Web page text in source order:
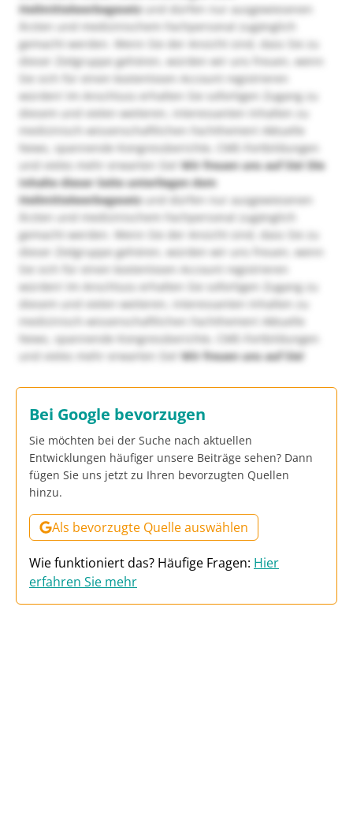
Heilmittelwerbegesetzund dürfen nur ausgewiesenen
Ärzten und medizinischem Fachpersonal zugänglich
gemacht werden. Wenn Sie der Ansicht sind, dass Sie zu
dieser Zielgruppe gehören, würden wir uns freuen, wenn
Sie sich für einen kostenlosen Account registrieren
würden! Im Anschluss erhalten Sie sofortigen Zugang zu
diesem und vielen weiteren, interessanten Inhalten zu
medizinisch-wissenschaftlichen Fachthemen! Aktuelle
News, spannende Kongressberichte, CME-Fortbildungen
und vieles mehr erwarten Sie!Wir freuen uns auf Sie! Die
Inhalte dieser Seite unterliegen dem
Heilmittelwerbegesetzund dürfen nur ausgewiesenen
Ärzten und medizinischem Fachpersonal zugänglich
gemacht werden. Wenn Sie der Ansicht sind, dass Sie zu
dieser Zielgruppe gehören, würden wir uns freuen, wenn
Sie sich für einen kostenlosen Account registrieren
würden! Im Anschluss erhalten Sie sofortigen Zugang zu
diesem und vielen weiteren, interessanten Inhalten zu
medizinisch-wissenschaftlichen Fachthemen! Aktuelle
News, spannende Kongressberichte, CME-Fortbildungen
und vieles mehr erwarten Sie!Wir freuen uns auf Sie!
Bei Google bevorzugen
Sie möchten bei der Suche nach aktuellen
Entwicklungen häufiger unsere Beiträge sehen? Dann
fügen Sie uns jetzt zu Ihren bevorzugten Quellen
hinzu.
Als bevorzugte Quelle auswählen
Wie funktioniert das? Häufige Fragen: Hier
erfahren Sie mehr